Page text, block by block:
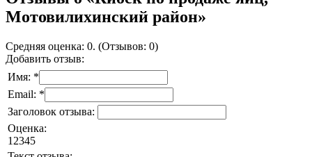
Мотовилихинский район»
Средняя оценка: 0. (Отзывов: 0)
Добавить отзыв:
Имя: *
Email: *
Заголовок отзыва:
Оценка:
1 2345